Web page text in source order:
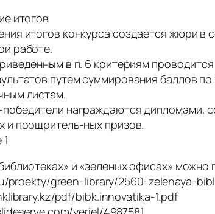
итогов
итогов конкурса создается жюри в
работе.
в п. 6 критериям
путем суммирования баллов
листам.
награждаются дипломами,
и поощритель-ных призов.
и «зеленых офисах» можно
proekty/green-library/2560-zelenaya-
pdf/bibk.innovatika-1.pdf